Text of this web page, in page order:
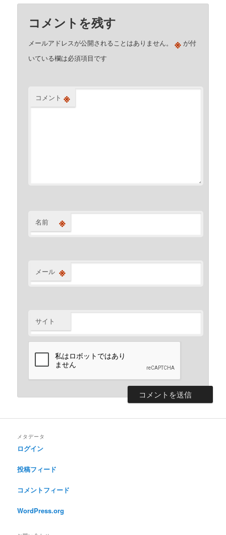
コメントを残す
メールアドレスが公開されることはありません。 ※ が付
いている欄は必須項目です
コメント ※
名前 ※
メール ※
サイト
メタデータ
ログイン
投稿フィード
コメントフィード
WordPress.org